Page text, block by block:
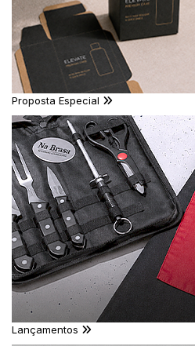
Proposta Especial
Lançamentos